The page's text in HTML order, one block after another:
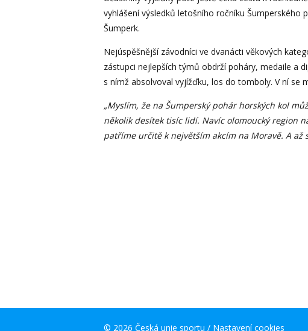
vyhlášení výsledků letošního ročníku Šumperského
Šumperk.
Nejúspěšnější závodníci ve dvanácti věkových
zástupci nejlepších týmů obdrží poháry, medaile a
s nímž absolvoval vyjížďku, los do tomboly. V ní se
„Myslím, že na Šumperský pohár horských kol
několik desítek tisíc lidí. Navíc olomoucký region
patříme určitě k největším akcím na Moravě. A
© 2026 Česká unie sportu / Nastavení cookies